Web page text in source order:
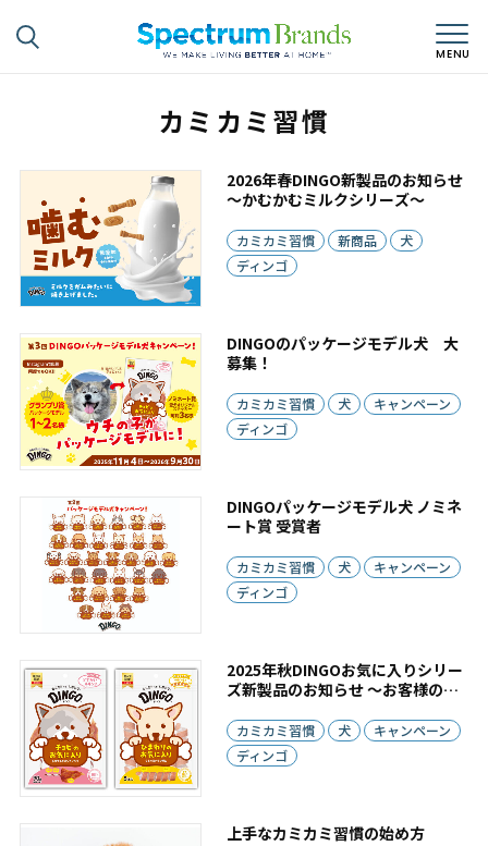
カミカミ習慣
2026年春DINGO新製品のお知らせ
～かむかむミルクシリーズ～
カミカミ習慣 新商品
犬
ディンゴ
DINGOのパッケージモデル犬 大
募集！
カミカミ習慣 犬
キャンペーン
ディンゴ
DINGOパッケージモデル犬 ノミネ
ート賞 受賞者
カミカミ習慣 犬
キャンペーン
ディンゴ
2025年秋DINGOお気に入りシリー
ズ新製品のお知らせ ～お客様の愛
カミカミ習慣 犬
キャンペーン
ディンゴ
上手なカミカミ習慣の始め方